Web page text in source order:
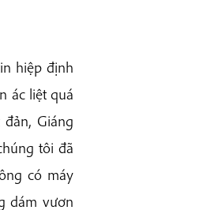
hiệp định
ác liệt quá
Giáng
tôi đã
có máy
dám vươn